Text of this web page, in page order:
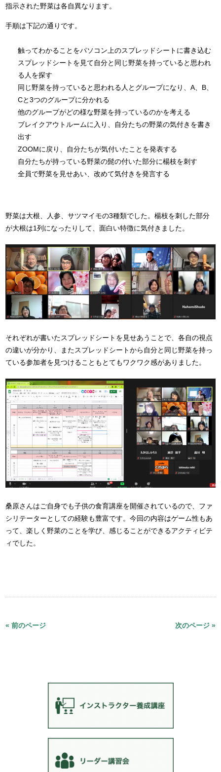
指示された野菜は各自異なります。
手順は下記の通りです。
触ってわかることをパソコン上のスプレッドシートに書き込む
スプレッドシートを見て自分と同じ野菜を持っていると思われ
る人を探す
同じ野菜を持っていると思われる人とグループになり、A、B、
Cと3つのグループに分かれる
他のグループがどの様な野菜を持っているのかを考える
ブレイクアウトルームに入り、自分たちの野菜の気付きを書き
出す
ZOOMに戻り、自分たちが気付いたことを発表する
自分たちが持っている野菜の髭の付いた部分に楊枝を刺す
全員で野菜を見せあい、改めて気付きを発言する
野菜は大根、人参、サツマイモの3種類でした。楊枝を刺した部分
が大根は1列になったりして、面白い特徴に気付きました。
それぞれが書いたスプレッドシートを見せあうことで、各自の視点
の違いが分かり、またスプレッドシートから自分と同じ野菜を持っ
ている参加者を見つけることもとてもワクワク感がありました。
桑原さんはご自身でも子供の食育講座を開催されているので、ファ
シリテーターとしての経験も豊富です。今回の内容はゲーム性もあ
って、楽しく野菜のことを学び、感じることができるアクティビテ
ィでした。
« 前のページ 次のページ »